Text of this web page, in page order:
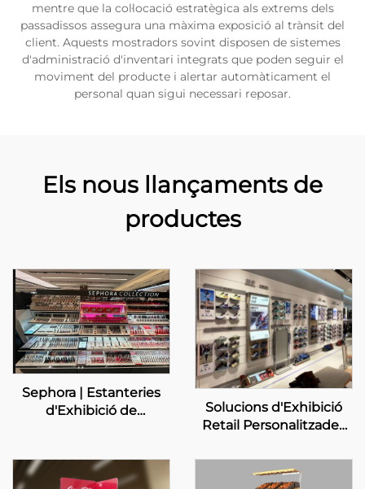
mentre que la col·locació estratègica als extrems dels
passadissos assegura una màxima exposició al trànsit del
client. Aquests mostradors sovint disposen de sistemes
d'administració d'inventari integrats que poden seguir el
moviment del producte i alertar automàticament el
personal quan sigui necessari reposar.
Els nous llançaments de
productes
Sephora | Estanteries
d'Exhibició de
Solucions d'Exhibició
Retail Personalitzades